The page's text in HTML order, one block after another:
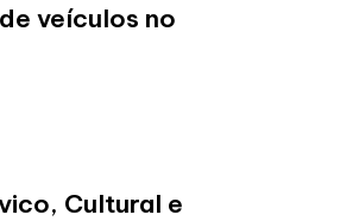
veículos no
Cultural e